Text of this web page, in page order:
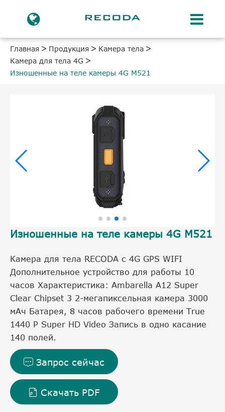
Главная Продукция
Камера тела
Камера для тела 4G
Изношенные на теле камеры 4G M521
Изношенные на теле камеры 4G M521
Камера для тела RECODA с 4G GPS WIFI
Дополнительное устройство для работы 10
часов Характеристика: Ambarella A12 Super
Clear Chipset 3 2-мегапиксельная камера 3000
мАч Батарея, 8 часов рабочего времени True
1440 P Super HD Video Запись в одно касание
140 полей.
 Запрос сейчас
 Скачать PDF